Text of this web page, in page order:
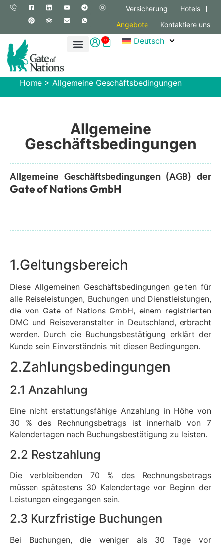
Versicherung
Hotels
Angebote
Kontaktiere uns
0 Deutsch
Home > Allgemeine Geschäftsbedingungen
Allgemeine
Geschäftsbedingungen
Allgemeine Geschäftsbedingungen (AGB) der
Gate of Nations GmbH
1.Geltungsbereich
Diese Allgemeinen Geschäftsbedingungen gelten für
alle Reiseleistungen, Buchungen und Dienstleistungen,
die von Gate of Nations GmbH, einem registrierten
DMC und Reiseveranstalter in Deutschland, erbracht
werden. Durch die Buchungsbestätigung erklärt der
Kunde sein Einverständnis mit diesen Bedingungen.
2.Zahlungsbedingungen
2.1 Anzahlung
Eine nicht erstattungsfähige Anzahlung in Höhe von
30 % des Rechnungsbetrags ist innerhalb von 7
Kalendertagen nach Buchungsbestätigung zu leisten.
2.2 Restzahlung
Die verbleibenden 70 % des Rechnungsbetrags
müssen spätestens 30 Kalendertage vor Beginn der
Leistungen eingegangen sein.
2.3 Kurzfristige Buchungen
Bei Buchungen, die weniger als 30 Tage vor